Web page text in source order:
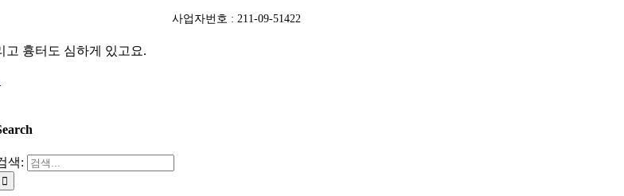
고 흉터도 심하게 있고요.
색:
사업자번호 : 211-09-51422